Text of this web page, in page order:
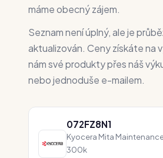
máme obecný zájem.
Seznam není úplný, ale je
aktualizován. Ceny získáte na
nám své produkty přes náš
nebo jednoduše e-mailem.
072FZ8N1
Kyocera Mita
300k